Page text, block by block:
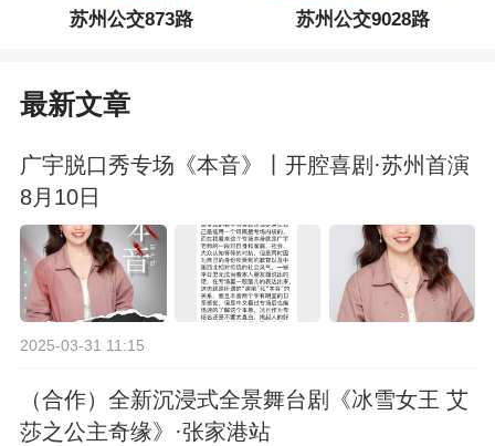
苏州公交873路 苏州公交9028路
最新文章
广宇脱口秀专场《本音》丨开腔喜剧·苏州首演
8月10日
2025-03-31 11:15
（合作）全新沉浸式全景舞台剧《冰雪女王 艾
莎之公主奇缘》·张家港站